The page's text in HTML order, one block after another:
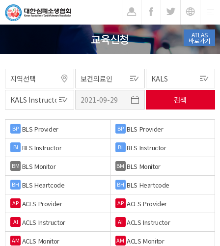
ATLAS
바로가기
교육신청
BP BLS Provider BP BLS Provider
BI BLS Instructor BI BLS Instructor
BM BLS Monitor BM BLS Monitor
BH BLS Heartcode BH BLS Heartcode
AP ACLS Provider AP ACLS Provider
AI ACLS Instructor AI ACLS Instructor
AM ACLS Monitor AM ACLS Monitor